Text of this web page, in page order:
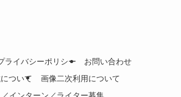
ライバシーポリシー
お問い合わせ
ついて
画像二次利用について